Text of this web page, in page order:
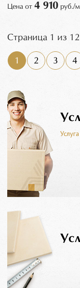
Цена от 4 910 руб./
Страница 1 из 12
1 2 3 4